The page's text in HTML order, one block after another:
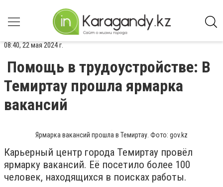
08:40, 22 мая 2024 г.
Помощь в трудоустройстве: В
Темиртау прошла ярмарка
вакансий
Ярмарка вакансий прошла в Темиртау. Фото: gov.kz
Карьерный центр города Темиртау провёл
ярмарку вакансий. Её посетило более 100
человек, находящихся в поисках работы.